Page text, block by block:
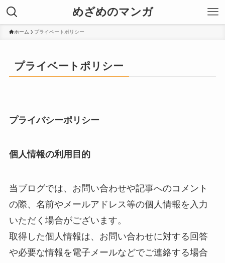
めざめのマンガ
ホーム プライベートポリシー
プライベートポリシー
プライバシーポリシー
個人情報の利用目的
当ブログでは、お問い合わせや記事へのコメント
の際、名前やメールアドレス等の個人情報を入力
いただく場合がございます。
取得した個人情報は、お問い合わせに対する回答
や必要な情報を電子メールなどでご連絡する場合